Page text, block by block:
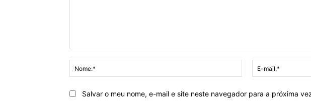
Nome:*
Salvar o meu nome, e-mail e site neste navegador para a próxima